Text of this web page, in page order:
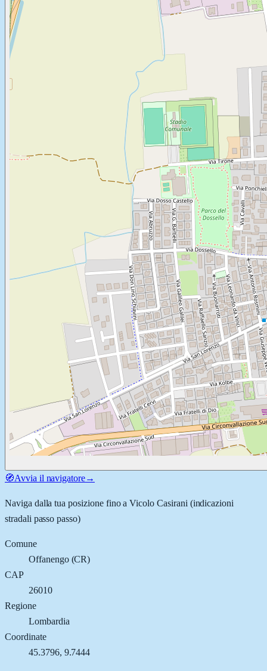
🧭Avvia il navigatore→
Naviga dalla tua posizione fino aVicolo Casirani (indicazioni
stradali passo passo)
Comune
Offanengo(CR)
CAP
26010
Regione
Lombardia
Coordinate
45.3796, 9.7444